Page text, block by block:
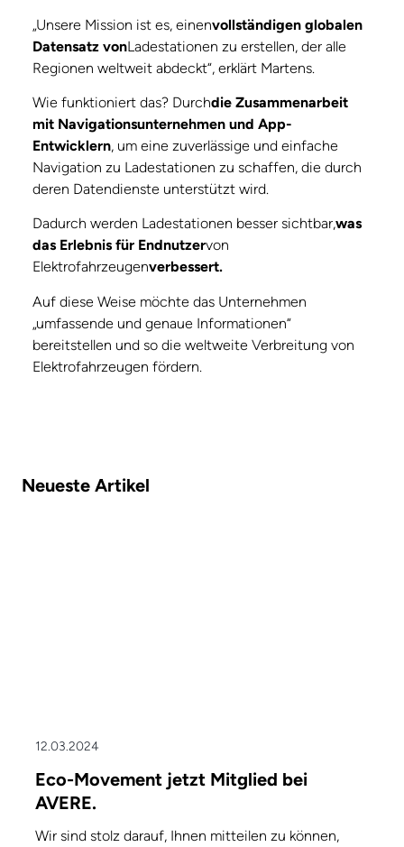
„Unsere Mission ist es, einenvollständigen globalen
Datensatz vonLadestationen zu erstellen, der alle
Regionen weltweit abdeckt“, erklärt Martens.
Wie funktioniert das? Durchdie Zusammenarbeit
mit Navigationsunternehmen und App-
Entwicklern, um eine zuverlässige und einfache
Navigation zu Ladestationen zu schaffen, die durch
deren Datendienste unterstützt wird.
Dadurch werden Ladestationen besser sichtbar,was
das Erlebnis für Endnutzervon
Elektrofahrzeugenverbessert.
Auf diese Weise möchte das Unternehmen
„umfassende und genaue Informationen“
bereitstellen und so die weltweite Verbreitung von
Elektrofahrzeugen fördern.
Neueste Artikel
12.03.2024
Eco-Movement jetzt Mitglied bei
AVERE.
Wir sind stolz darauf, Ihnen mitteilen zu können,